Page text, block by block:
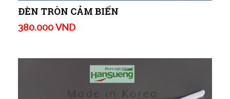
ĐÈN TRÒN CẢM BIẾN
380.000 VND